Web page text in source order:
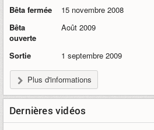
Bêta fermée
15 novembre 2008
Bêta
ouverte
Août 2009
Sortie 1 septembre 2009
Plus d'informations
Dernières vidéos